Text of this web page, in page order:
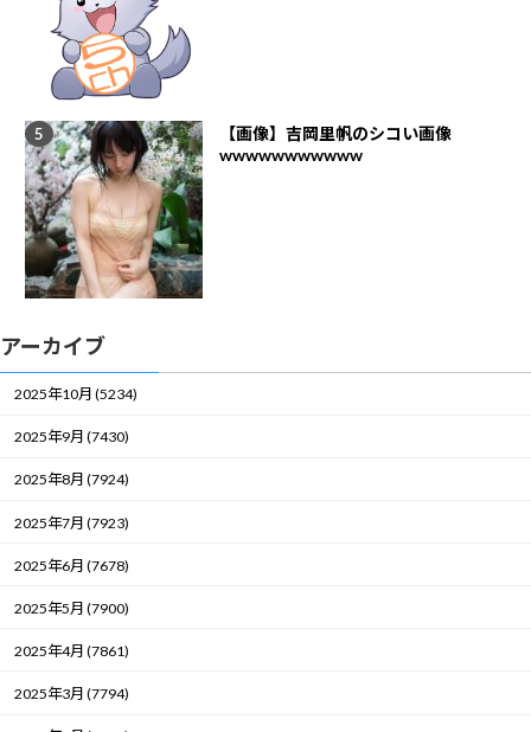
【画像】吉岡里帆のシコい画像
wwwwwwwwwww
アーカイブ
2025年10月 (5234)
2025年9月 (7430)
2025年8月 (7924)
2025年7月 (7923)
2025年6月 (7678)
2025年5月 (7900)
2025年4月 (7861)
2025年3月 (7794)